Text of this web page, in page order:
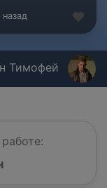
Тимофей